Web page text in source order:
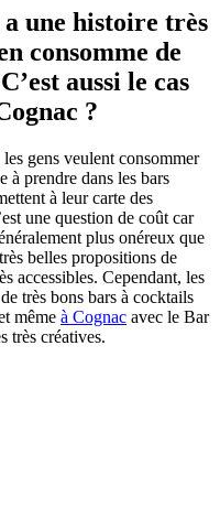
une histoire très
consomme de
aussi le cas
?
gens veulent consommer
à prendre dans les bars
à leur carte des
une question de coût car
plus onéreux que
belles propositions de
accessibles. Cependant, les
très bons bars à cocktails
même à Cognac avec le Bar
très créatives.